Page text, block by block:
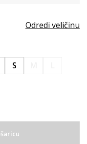
Odredi veličinu
S